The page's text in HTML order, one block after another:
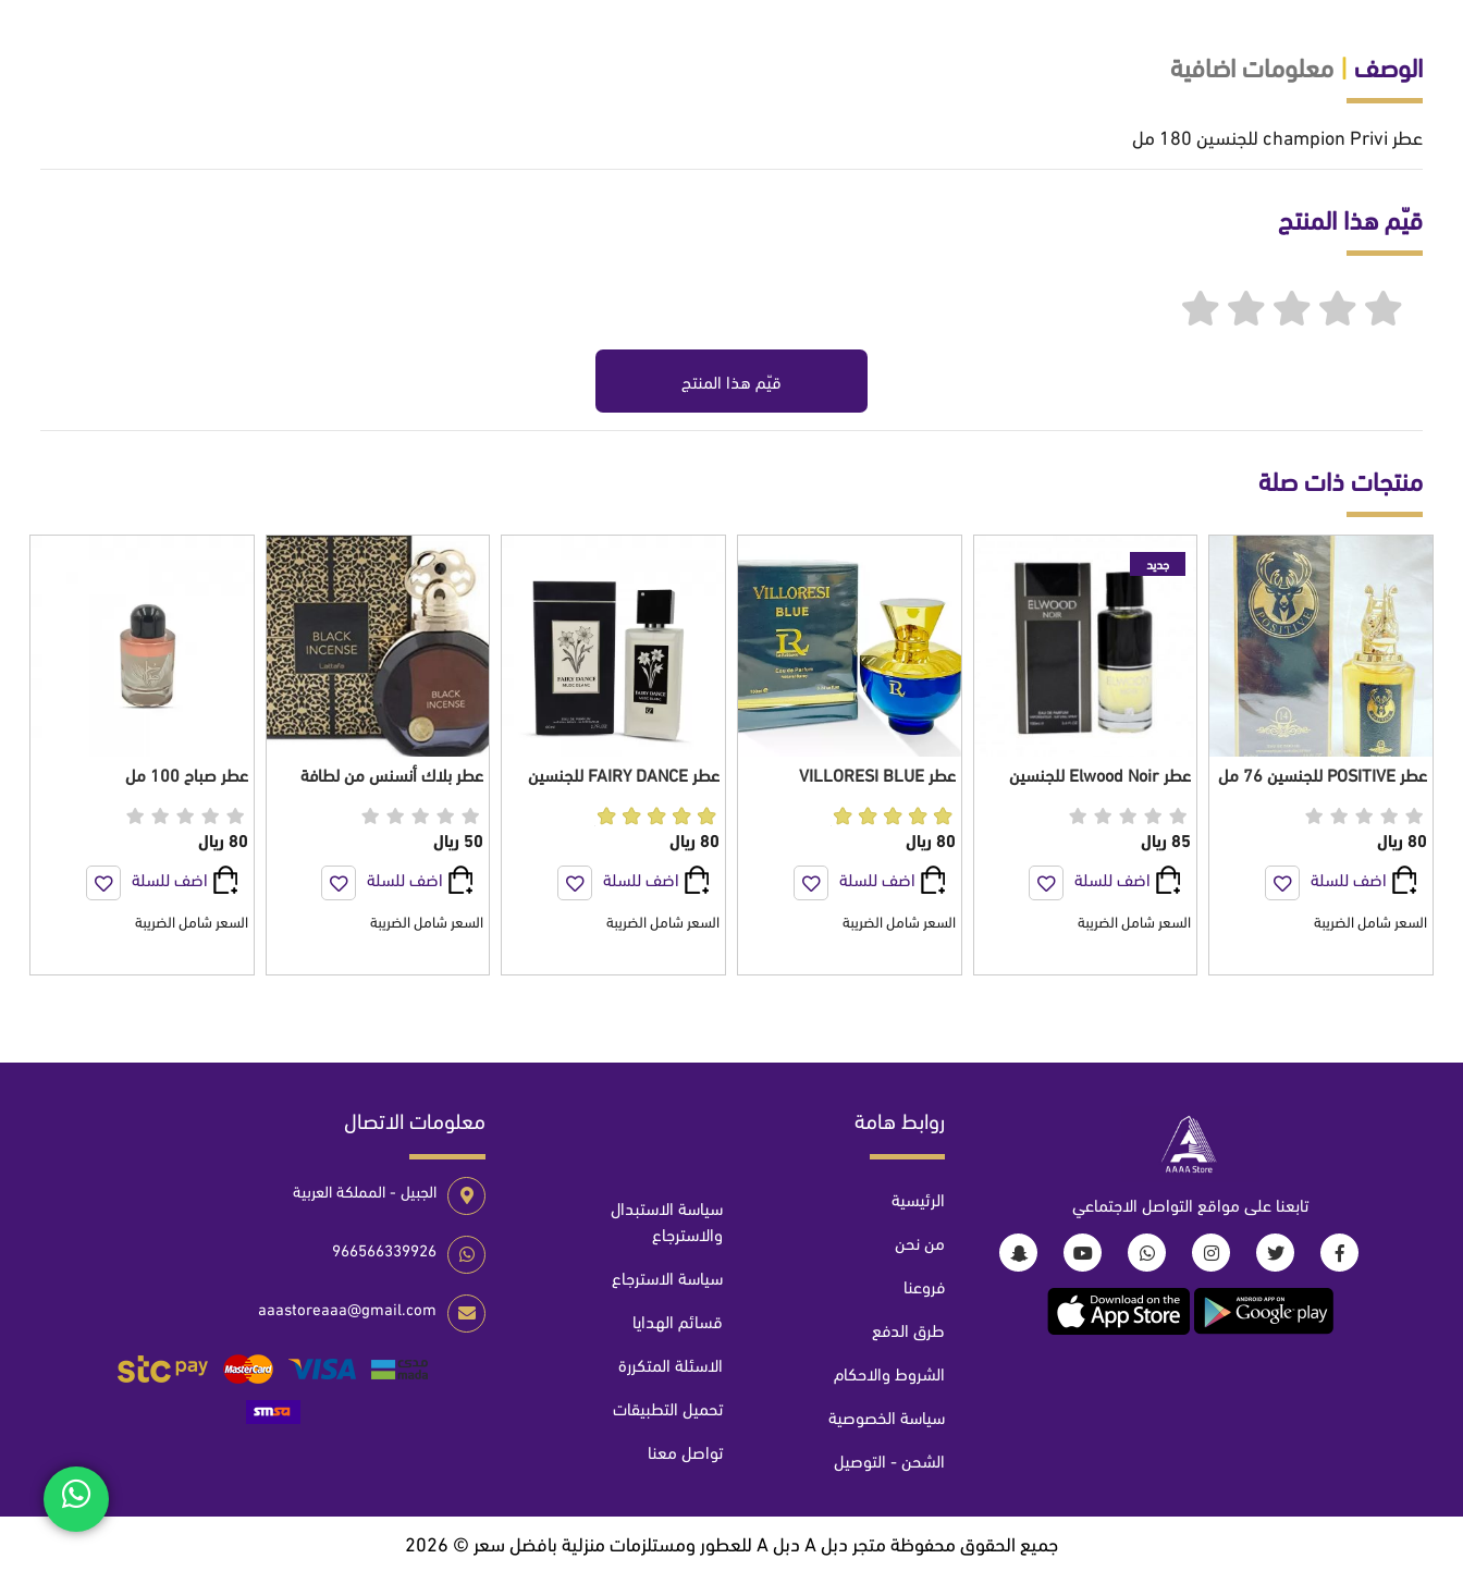
الوصف | معلومات اضافية
عطر champion Privi للجنسين 180 مل
قيّم هذا المنتج
قيّم هذا المنتج
منتجات ذات صلة
عطر POSITIVE للجنسين 76 مل
80 ريال
اضف للسلة
السعر شامل الضريبة
جديد
عطر Elwood Noir للجنسين
85 ريال
اضف للسلة
السعر شامل الضريبة
عطر VILLORESI BLUE
80 ريال
اضف للسلة
السعر شامل الضريبة
عطر FAIRY DANCE للجنسين
80 ريال
اضف للسلة
السعر شامل الضريبة
عطر بلاك أنسنس من لطافة
50 ريال
اضف للسلة
السعر شامل الضريبة
عطر صباح 100 مل
80 ريال
اضف للسلة
السعر شامل الضريبة
تابعنا على مواقع التواصل الاجتماعي
روابط هامة
الرئيسية
من نحن
فروعنا
طرق الدفع
الشروط والاحكام
سياسة الخصوصية
الشحن - التوصيل
سياسة الاستبدال
والاسترجاع
سياسة الاسترجاع
قسائم الهدايا
الاسئلة المتكررة
تحميل التطبيقات
تواصل معنا
معلومات الاتصال
الجبيل - المملكة العربية
966566339926
aaastoreaaa@gmail.com
جميع الحقوق محفوظة متجر دبل A دبل A للعطور ومستلزمات منزلية بافضل سعر © 2026